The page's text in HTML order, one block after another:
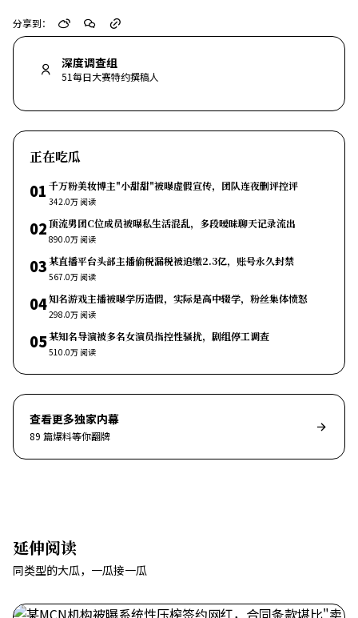
分享到：
深度调查组
51每日大赛特约撰稿人
正在吃瓜
01 千万粉美妆博主"小甜甜"被曝虚假宣传，团队连夜删评控评
342.0万 阅读
02顶流男团C位成员被曝私生活混乱，多段暧昧聊天记录流出
890.0万 阅读
03某直播平台头部主播偷税漏税被追缴2.3亿，账号永久封禁
567.0万 阅读
04知名游戏主播被曝学历造假，实际是高中辍学，粉丝集体愤怒
298.0万 阅读
05某知名导演被多名女演员指控性骚扰，剧组停工调查
510.0万 阅读
查看更多独家内幕
89 篇爆料等你翻牌
延伸阅读
同类型的大瓜，一瓜接一瓜